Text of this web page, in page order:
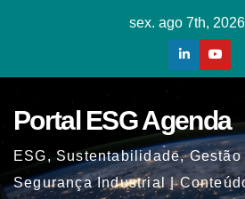
sex. ago 7th, 2026
Portal ESG Agenda
ESG, Sustentabilidade,
Segurança Industrial |